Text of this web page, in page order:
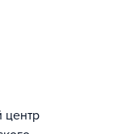
центр